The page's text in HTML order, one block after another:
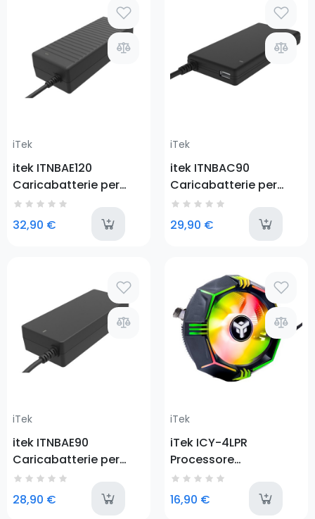
iTek
itek ITNBAE120
Caricabatterie per
dispositivi mobili
Computer portatile,
Tablet Nero AC Interno
32,90 € last-items
iTek
itek ITNBAC90
Caricabatterie per
dispositivi mobili
Computer portatile,
Tablet Nero AC Interno
29,90 €
iTek
itek ITNBAE90
Caricabatterie per
dispositivi mobili
Computer portatile,
Tablet Nero AC Interno
28,90 € last-items
iTek
iTek ICY-4LPR
Processore
Refrigeratore 13,5 cm
Nero
16,90 €